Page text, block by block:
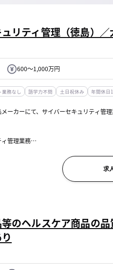
リティ管理（徳島）
600～1,000万円
業務なし 語学力不問 土日祝休み 年間休日
ーカーにて、サイバーセキュリティ管理
管理業務
求
のヘルスケア商品の